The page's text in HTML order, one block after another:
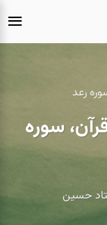
رعد
قرآن، سوره
1397/11/01 - استاد حسین